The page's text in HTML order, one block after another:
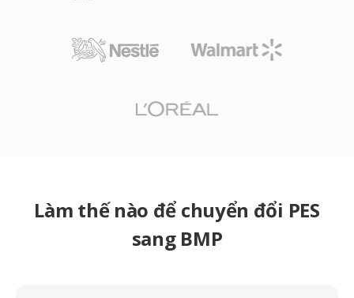
Làm thế nào để chuyển đổi PES
sang BMP